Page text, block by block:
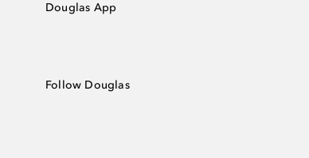
Douglas App
Follow Douglas